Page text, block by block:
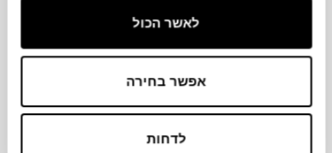
לאשר הכול
אפשר בחירה
לדחות